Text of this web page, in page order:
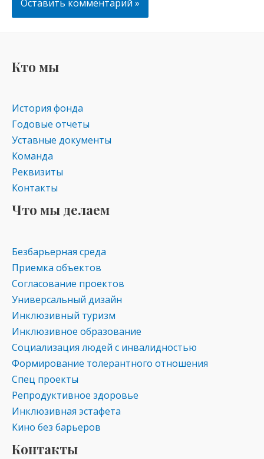
Кто мы
История фонда
Годовые отчеты
Уставные документы
Команда
Реквизиты
Контакты
Что мы делаем
Безбарьерная среда
Приемка объектов
Согласование проектов
Универсальный дизайн
Инклюзивный туризм
Инклюзивное образование
Социализация людей с инвалидностью
Формирование толерантного отношения
Спец проекты
Репродуктивное здоровье
Инклюзивная эстафета
Кино без барьеров
Контакты